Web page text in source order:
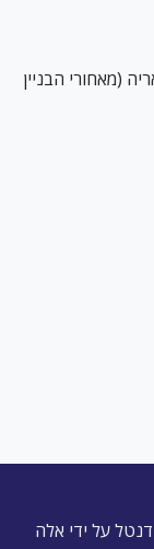
אריה (מאחורי הבניין
על ידי אלה